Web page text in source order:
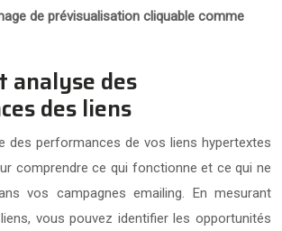
de prévisualisation cliquable comme
analyse des
des liens
des performances de vos liens hypertextes
comprendre ce qui fonctionne et ce qui ne
vos campagnes emailing. En mesurant
vous pouvez identifier les opportunités